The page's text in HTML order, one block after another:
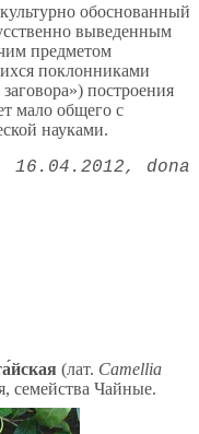
обоснованный
выведенным
предметом
поклонниками
построения
мало общего с
науками.
16.04.2012 dona
(лат. Camellia
семейства Чайные.